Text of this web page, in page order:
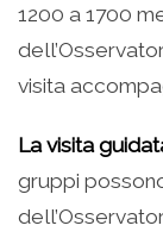
1200 a 1700
visita
La visita
gruppi